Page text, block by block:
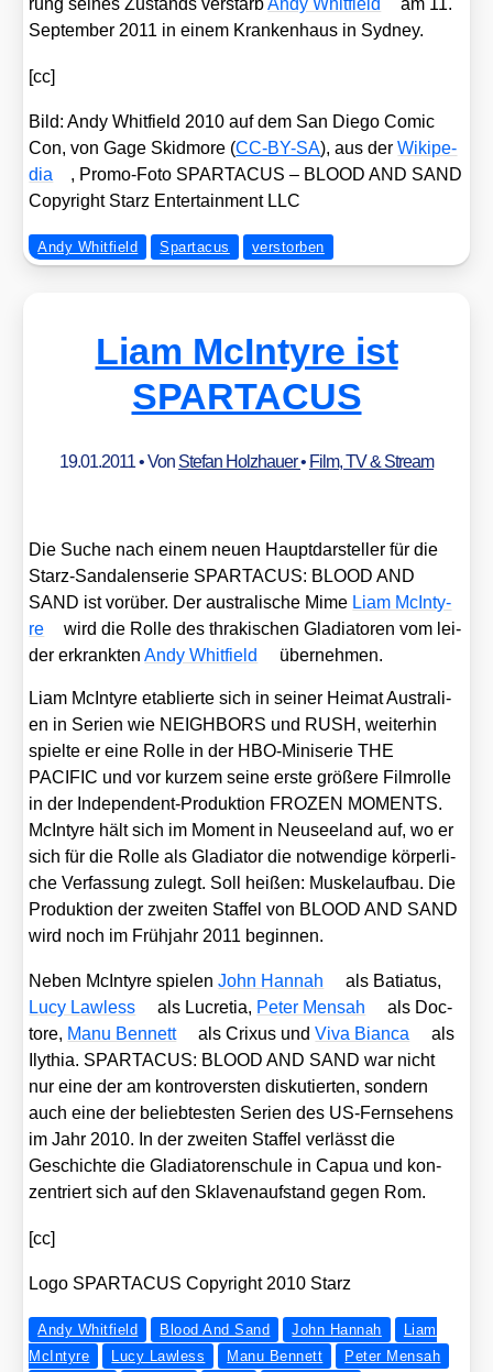
rung sei­nes Zustands ver­starbAndy Whit­field
am 11.
Sep­tem­ber 2011 in einem Kran­ken­haus in Syd­ney.
[cc]
Bild: Andy Whit­field 2010 auf dem San Die­go Comic
Con, von Gage Skid­mo­re (CC-BY-SA), aus derWiki­pe­
dia
, Pro­mo-Foto SPARTACUS – BLOOD AND SAND
Copy­right Starz Enter­tain­ment LLC
Andy Whitfield Spartacus verstorben
Liam McIntyre ist
SPARTACUS
19.01.2011• Von Stefan Holzhauer• Film, TV & Stream
Die Suche nach einem neu­en Haupt­dar­stel­ler für die
Starz-San­da­len­se­rie SPARTACUS: BLOOD AND
SAND ist vor­über. Der aus­tra­li­sche Mime Liam McIn­ty­
re
wird die Rol­le des thra­ki­schen Gla­dia­to­ren vom lei­
der erkrank­tenAndy Whit­field über­neh­men.
Liam McIn­ty­re eta­blier­te sich in sei­ner Hei­mat Aus­tra­li­
en in Seri­en wie NEIGHBORS und RUSH, wei­ter­hin
spiel­te er eine Rol­le in der HBO-Mini­se­rie THE
PACIFIC und vor kur­zem sei­ne ers­te grö­ße­re Film­rol­le
in der Inde­pen­dent-Pro­duk­ti­on FROZEN MOMENTS.
McIn­ty­re hält sich im Moment in Neu­see­land auf, wo er
sich für die Rol­le als Gla­dia­tor die not­wen­di­ge kör­per­li­
che Ver­fas­sung zulegt. Soll hei­ßen: Mus­kel­auf­bau. Die
Pro­duk­ti­on der zwei­ten Staf­fel von BLOOD AND SAND
wird noch im Früh­jahr 2011 begin­nen.
Neben McIn­ty­re spie­lenJohn Han­nah
als Batia­tus,
Lucy Law­less
als Lucre­tia, Peter Men­sah
als Doc­
to­re, Manu Ben­nett als Cri­xus undViva Bian­ca
als
Ily­thia. SPARTACUS: BLOOD AND SAND war nicht
nur eine der am kon­tro­vers­ten dis­ku­tier­ten, son­dern
auch eine der belieb­tes­ten Seri­en des US-Fern­se­hens
im Jahr 2010. In der zwei­ten Staf­fel ver­lässt die
Geschich­te die Gla­dia­to­ren­schu­le in Capua und kon­
zen­triert sich auf den Skla­ven­auf­stand gegen Rom.
[cc]
Logo SPARTACUS Copy­right 2010 Starz
Andy Whitfield Blood And Sand John Hannah
Liam
McIntyre
Lucy Lawless Manu Bennett
Peter Mensah